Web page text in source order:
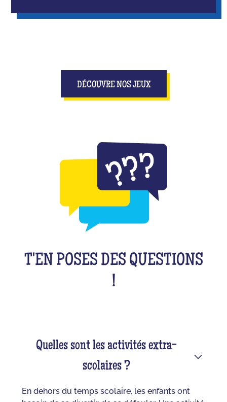
DÉCOUVRE NOS JEUX
T'EN POSES DES QUESTIONS
!
Quelles sont les activités extra-
scolaires ?
En dehors du temps scolaire, les enfants ont